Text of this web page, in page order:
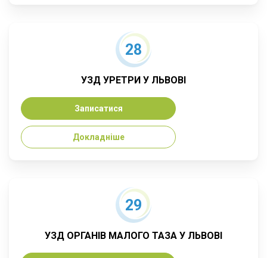
28
УЗД УРЕТРИ У ЛЬВОВІ
Записатися
Докладніше
29
УЗД ОРГАНІВ МАЛОГО ТАЗА У ЛЬВОВІ